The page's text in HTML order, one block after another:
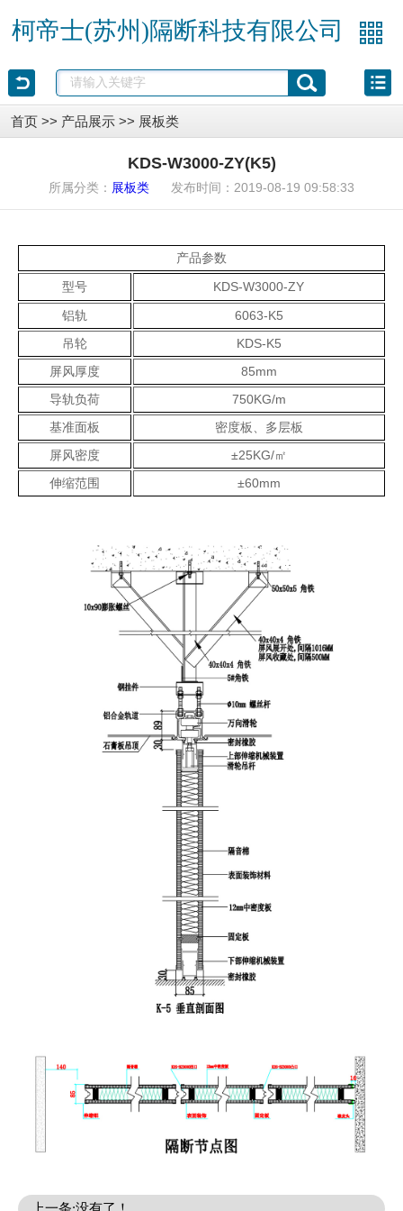
柯帝士(苏州)隔断科技有限公司
首页 >> 产品展示 >> 展板类
KDS-W3000-ZY(K5)
所属分类： 展板类 发布时间：2019-08-19 09:58:33
产品参数
型号
KDS-W3000-ZY
铝轨
6063-K5
吊轮
KDS-K5
屏风厚度
85mm
导轨负荷
750KG/m
基准面板
密度板、多层板
屏风密度
±25KG/㎡
伸缩范围
±60mm
上一条:没有了！